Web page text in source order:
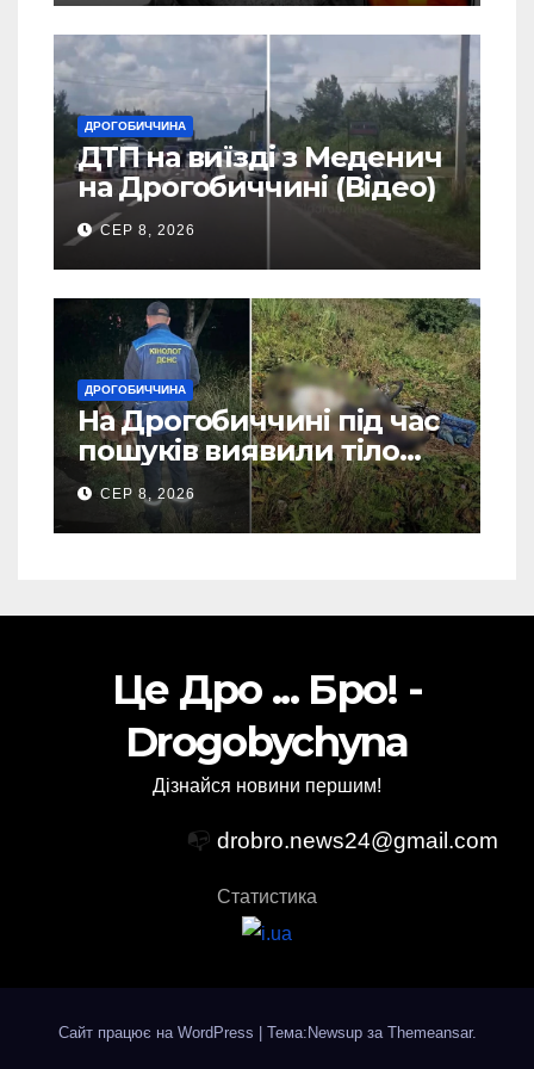
ДРОГОБИЧЧИНА
ДТП на виїзді з Меденич
на Дрогобиччині (Відео)
СЕР 8, 2026
ДРОГОБИЧЧИНА
На Дрогобиччині під час
пошуків виявили тіло
зниклого чоловіка (Фото)
СЕР 8, 2026
Це Дро ... Бро! -
Drogobychyna
Дізнайся новини першим!
📭 drobro.news24@gmail.com
Статистика
Сайт працює на WordPress Тема:Newsup за Themeansar.